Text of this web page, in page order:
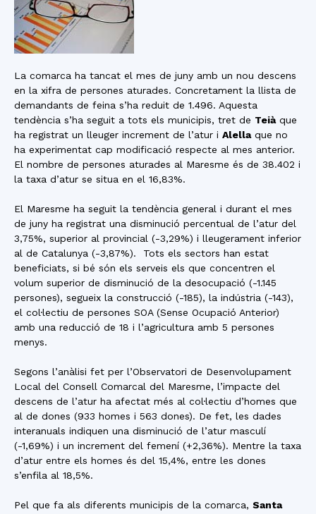
La comarca ha tancat el mes de juny amb un nou descens
en la xifra de persones aturades. Concretament la llista de
demandants de feina s’ha reduit de 1.496. Aquesta
tendència s’ha seguit a tots els municipis, tret de Teiàque
ha registrat un lleuger increment de l’atur i Alellaque no
ha experimentat cap modificació respecte al mes anterior.
El nombre de persones aturades al Maresme és de 38.402 i
la taxa d’atur se situa en el 16,83%.
El Maresme ha seguit la tendència general i durant el mes
de juny ha registrat una disminució percentual de l’atur del
3,75%, superior al provincial (-3,29%) i lleugerament inferior
al de Catalunya (-3,87%). Tots els sectors han estat
beneficiats, si bé són els serveis els que concentren el
volum superior de disminució de la desocupació (-1.145
persones), segueix la construcció (-185), la indústria (-143),
el col·lectiu de persones SOA (Sense Ocupació Anterior)
amb una reducció de 18 i l’agricultura amb 5 persones
menys.
Segons l’anàlisi fet per l’Observatori de Desenvolupament
Local del Consell Comarcal del Maresme, l’impacte del
descens de l’atur ha afectat més al col·lectiu d’homes que
al de dones (933 homes i 563 dones). De fet, les dades
interanuals indiquen una disminució de l’atur masculí
(-1,69%) i un increment del femení (+2,36%). Mentre la taxa
d’atur entre els homes és del 15,4%, entre les dones
s’enfila al 18,5%.
Pel que fa als diferents municipis de la comarca, Santa